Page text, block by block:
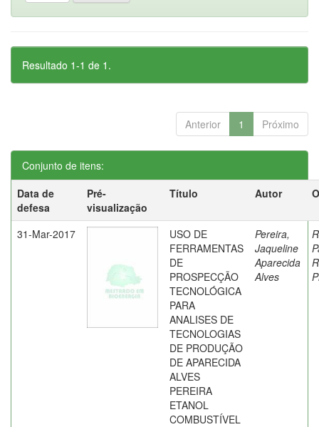
Resultado 1-1 de 1.
Anterior 1 Próximo
Conjunto de itens:
Data de
defesa
Pré-
visualização
Título Autor
31-Mar-2017
USO DE
FERRAMENTAS
DE
PROSPECÇÃO
TECNOLÓGICA
PARA
ANALISES DE
TECNOLOGIAS
DE PRODUÇÃO
DE APARECIDA
ALVES
PEREIRA
ETANOL
COMBUSTÍVEL
Pereira,
Jaqueline
Aparecida
Alves